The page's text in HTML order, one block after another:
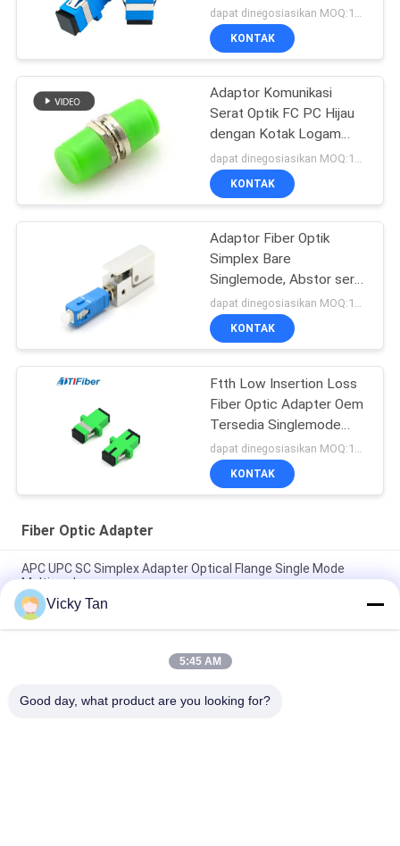
Cepat Cepat
KONTAK
Adaptor Komunikasi
Serat Optik FC PC Hijau
dengan Kotak Logam
Penutup
KONTAK
Adaptor Fiber Optik
Simplex Bare
Singlemode, Abstor serat
biru ABS
dapat dinegosiasikan MOQ:1000
KONTAK
Ftth Low Insertion Loss
Fiber Optic Adapter Oem
Tersedia Singlemode
Multimode
dapat dinegosiasikan MOQ:1000
KONTAK
Fiber Optic Adapter
APC UPC SC Simplex Adapter Optical Flange Single Mode
Multimode
SC Type Simplex APC UPC Fiber Optic Adapter Untuk Jaringan
FTTH FTTX
Adaptor Serat Optik FTTB SM MM Simplex Duplex Quad Fiber
Vicky Tan
5:45 AM
Good day, what product are you looking for?